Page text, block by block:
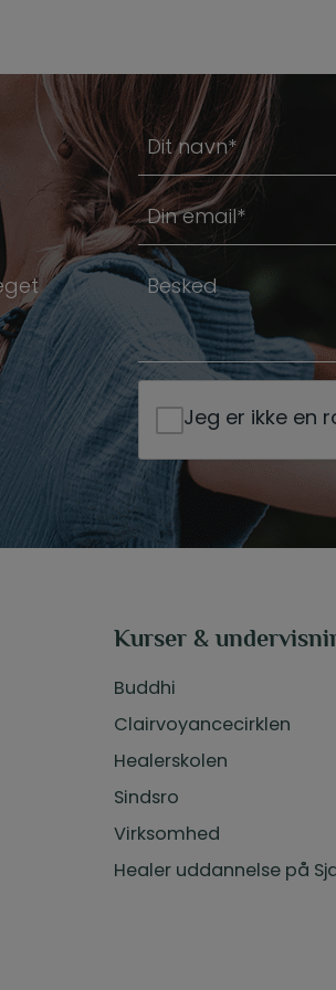
N
v
n
*
E
-
m
a
l
B
k
e
d
*
Jeg er ikke en
Kurser &
Buddhi
Clairvoyancecirklen
Healerskolen
Sindsro
Virksomhed
Healer uddannelse på